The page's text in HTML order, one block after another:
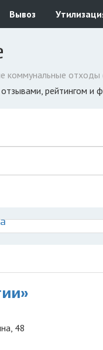
Вывоз
коммунальные
рейтингом и
48